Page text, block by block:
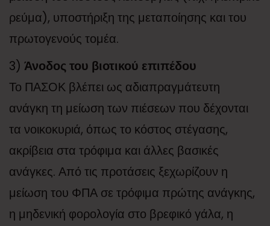
ρεύμα), υποστήριξη της μεταποίησης και του
πρωτογενούς τομέα.
3) Άνοδος του βιοτικού επιπέδου
Το ΠΑΣΟΚ βλέπει ως αδιαπραγμάτευτη
ανάγκη τη μείωση των πιέσεων που δέχονται
τα νοικοκυριά, όπως το κόστος στέγασης,
ακρίβεια στα τρόφιμα και άλλες βασικές
ανάγκες. Από τις προτάσεις ξεχωρίζουν η
μείωση του ΦΠΑ σε τρόφιμα πρώτης ανάγκης,
η μηδενική φορολογία στο βρεφικό γάλα, η